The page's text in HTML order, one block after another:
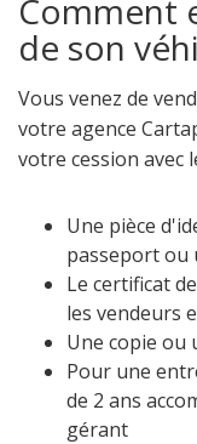
Comment
de son
Vous venez de
votre agence
votre cession avec
Une pièce
passeport ou
Le certificat
les vendeurs
Une copie ou
Pour une
de 2 ans
gérant